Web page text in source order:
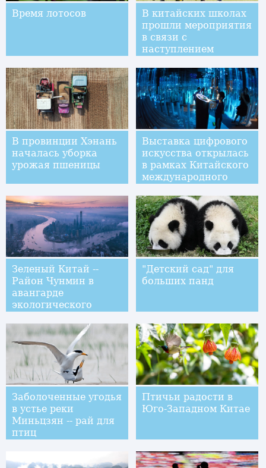
Время лотосов
В китайских школах
прошли мероприятия
в связи с
наступлением
защиты детей
В провинции Хэнань
началась уборка
урожая пшеницы
Выставка цифрового
искусства открылась
в рамках Китайского
международного
больших данных
Зеленый Китай --
Район Чунмин в
авангарде
экологического
Шанхае
"Детский сад" для
больших панд
Заболоченные угодья
в устье реки
Миньцзян -- рай для
птиц
Птичьи радости в
Юго-Западном Китае